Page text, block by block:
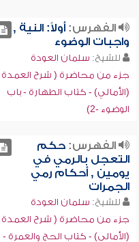
الفهرس:أولاً: النية ,
واجبات الوضوء
للشيخ: سلمان العودة
جزء من محاضرة ( شرح العمدة
(الأمالي) - كتاب الطهارة - باب
الوضوء -2)
الفهرس:حكم
التعجل بالرمي في
يومين , أحكام رمي
الجمرات
للشيخ: سلمان العودة
جزء من محاضرة ( شرح العمدة
(الأمالي) - كتاب الحج والعمرة -